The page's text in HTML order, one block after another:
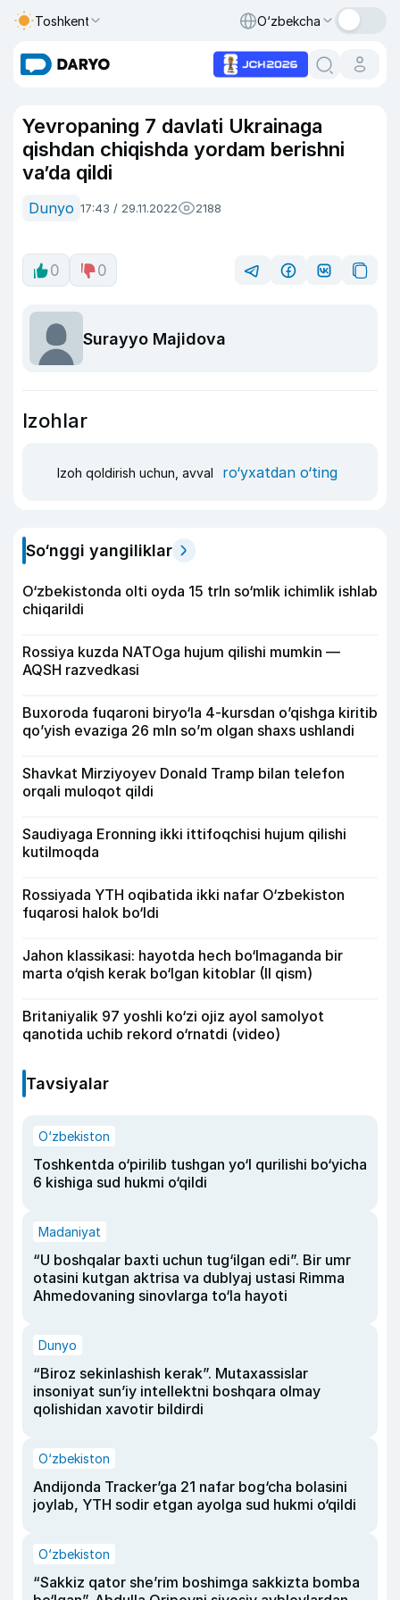
Toshkent O‘zbekcha
Yevropaning 7 davlati Ukrainaga
qishdan chiqishda yordam berishni
va’da qildi
Dunyo 17:43 / 29.11.2022 2188
0 0
Surayyo Majidova
Izohlar
Izoh qoldirish uchun, avval ro‘yxatdan o‘ting
So‘nggi yangiliklar
O‘zbekistonda olti oyda 15 trln so‘mlik ichimlik ishlab
chiqarildi
Rossiya kuzda NATOga hujum qilishi mumkin —
AQSH razvedkasi
Buxoroda fuqaroni biryo‘la 4-kursdan o’qishga kiritib
qo’yish evaziga 26 mln so’m olgan shaxs ushlandi
Shavkat Mirziyoyev Donald Tramp bilan telefon
orqali muloqot qildi
Saudiyaga Eronning ikki ittifoqchisi hujum qilishi
kutilmoqda
Rossiyada YTH oqibatida ikki nafar O‘zbekiston
fuqarosi halok bo‘ldi
Jahon klassikasi: hayotda hech bo‘lmaganda bir
marta o‘qish kerak bo‘lgan kitoblar (II qism)
Britaniyalik 97 yoshli ko‘zi ojiz ayol samolyot
qanotida uchib rekord o‘rnatdi (video)
Tavsiyalar
O‘zbekiston
Toshkentda o‘pirilib tushgan yo‘l qurilishi bo‘yicha
6 kishiga sud hukmi o‘qildi
Madaniyat
“U boshqalar baxti uchun tug‘ilgan edi”. Bir umr
otasini kutgan aktrisa va dublyaj ustasi Rimma
Ahmedovaning sinovlarga to‘la hayoti
Dunyo
“Biroz sekinlashish kerak”. Mutaxassislar
insoniyat sun’iy intellektni boshqara olmay
qolishidan xavotir bildirdi
O‘zbekiston
Andijonda Tracker’ga 21 nafar bog‘cha bolasini
joylab, YTH sodir etgan ayolga sud hukmi o‘qildi
O‘zbekiston
“Sakkiz qator she’rim boshimga sakkizta bomba